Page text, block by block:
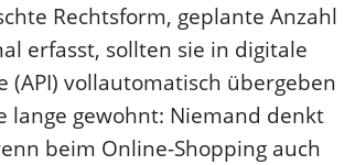
Rechtsform, geplante Anzahl
erfasst, sollten sie in digitale
vollautomatisch übergeben
lange gewohnt: Niemand denkt
beim Online-Shopping auch